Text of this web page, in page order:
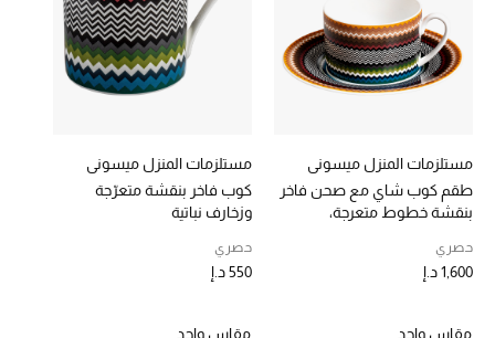
ركن أناقة المنتجعات
حصريًا عبر الإنترنت
تشكيلة المناسبات للنساء
الحب للمحلي
مستلزمات المنزل ميسوني
طقم كوب شاي مع صحن فاخر
بنقشة خطوط متعرجة،
حصري
1,600 د.إ
مقاس واحد
مستلزمات المنزل ميسوني
كوب فاخر بنقشة متعرّجة
وزخارف نباتية
حصري
550 د.إ
مقاس واحد